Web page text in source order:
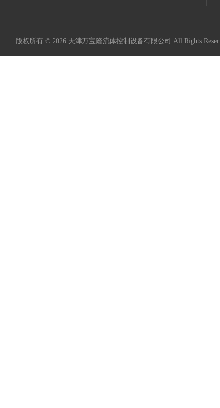
版权所有 © 2026 天津万宝隆流体控制设备有限公司 All Rights